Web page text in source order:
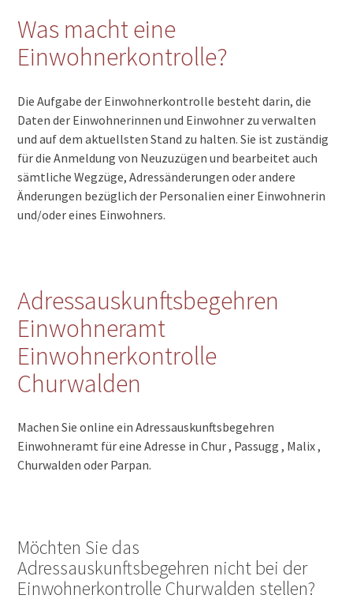
Was macht eine
Einwohnerkontrolle?
Die Aufgabe der Einwohnerkontrolle besteht darin, die
Daten der Einwohnerinnen und Einwohner zu verwalten
und auf dem aktuellsten Stand zu halten. Sie ist zuständig
für die Anmeldung von Neuzuzügen und bearbeitet auch
sämtliche Wegzüge, Adressänderungen oder andere
Änderungen bezüglich der Personalien einer Einwohnerin
und/oder eines Einwohners.
Adressauskunftsbegehren
Einwohneramt
Einwohnerkontrolle
Churwalden
Machen Sie online ein Adressauskunftsbegehren
Einwohneramt für eine Adresse in Chur , Passugg , Malix ,
Churwalden oder Parpan.
Möchten Sie das
Adressauskunftsbegehren nicht bei der
Einwohnerkontrolle Churwalden stellen?